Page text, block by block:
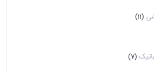
(11)
(7)